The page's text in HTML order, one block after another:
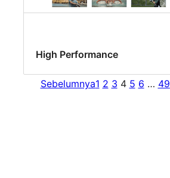
High Performance
Sebelumnya1 2 3 4 5 6 … 49